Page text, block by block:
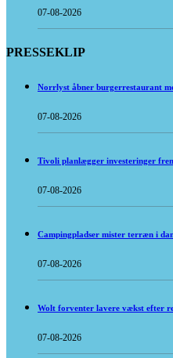
07-08-2026
PRESSEKLIP
Norrlyst åbner burgerrestaurant
07-08-2026
Tivoli planlægger investeringer
07-08-2026
Campingpladser mister terræn i
07-08-2026
Wolt forventer lavere vækst efter
07-08-2026